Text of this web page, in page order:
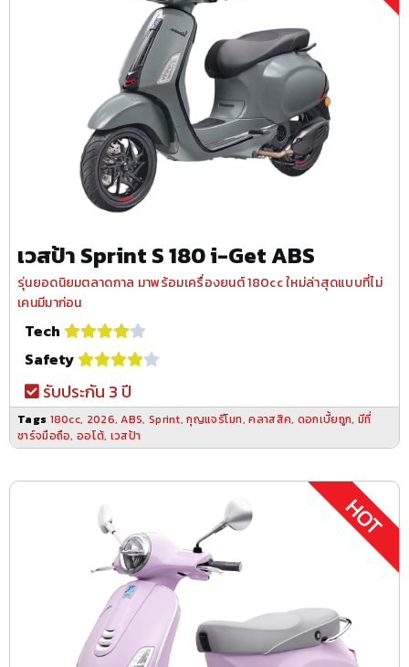
เวสป้า Sprint S 180 i-Get ABS
รุ่นยอดนิยมตลาดกาล มาพร้อมเครื่องยนต์ 180cc ใหม่ล่าสุดแบบที่ไม่
เคนมีมาก่อน
Tech
Safety
รับประกัน 3 ปี
Tags 180cc, 2026,ABS, Sprint,กุญแจรีโมท,คลาสสิค, ดอกเบี้ยถูก, มีที่
ชาร์จมือถือ,ออโต้, เวสป้า